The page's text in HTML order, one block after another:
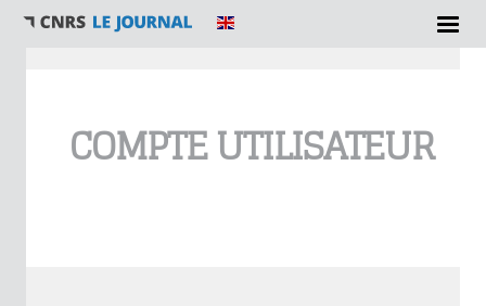
COMPTE UTILISATEUR